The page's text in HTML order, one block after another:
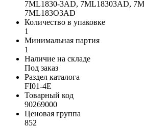
7ML1830-3AD, 7ML18303AD,
7ML183O3AD
Количество в упаковке
1
Минимальная партия
1
Наличие на складе
Под заказ
Раздел каталога
FI01-4E
Товарный код
90269000
Ценовая группа
852